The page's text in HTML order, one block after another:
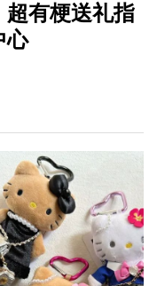
超有梗送礼指
心